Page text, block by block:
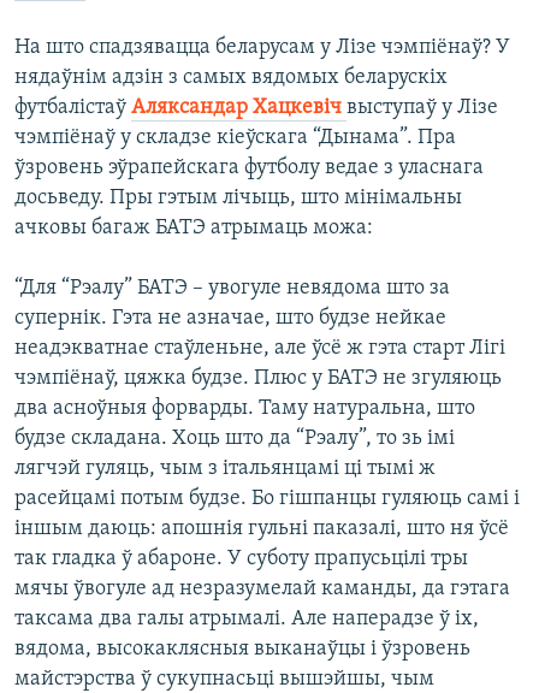
На што спадзявацца беларусам у Лізе чэмпіёнаў? У
нядаўнім адзін з самых вядомых беларускіх
футбалістаў Аляксандар Хацкевіч выступаў у Лізе
чэмпіёнаў у складзе кіеўскага “Дынама”. Пра
ўзровень эўрапейскага футболу ведае з уласнага
досьведу. Пры гэтым лічыць, што мінімальны
ачковы багаж БАТЭ атрымаць можа:
“Для “Рэалу” БАТЭ – увогуле невядома што за
супернік. Гэта не азначае, што будзе нейкае
неадэкватнае стаўленьне, але ўсё ж гэта старт Лігі
чэмпіёнаў, цяжка будзе. Плюс у БАТЭ не згуляюць
два асноўныя форварды. Таму натуральна, што
будзе складана. Хоць што да “Рэалу”, то зь імі
лягчэй гуляць, чым з італьянцамі ці тымі ж
расейцамі потым будзе. Бо гішпанцы гуляюць самі і
іншым даюць: апошнія гульні паказалі, што ня ўсё
так гладка ў абароне. У суботу прапусьцілі тры
мячы ўвогуле ад незразумелай каманды, да гэтага
таксама два галы атрымалі. Але наперадзе ў іх,
вядома, высокаклясныя выканаўцы і ўзровень
майстэрства ў сукупнасьці вышэйшы, чым